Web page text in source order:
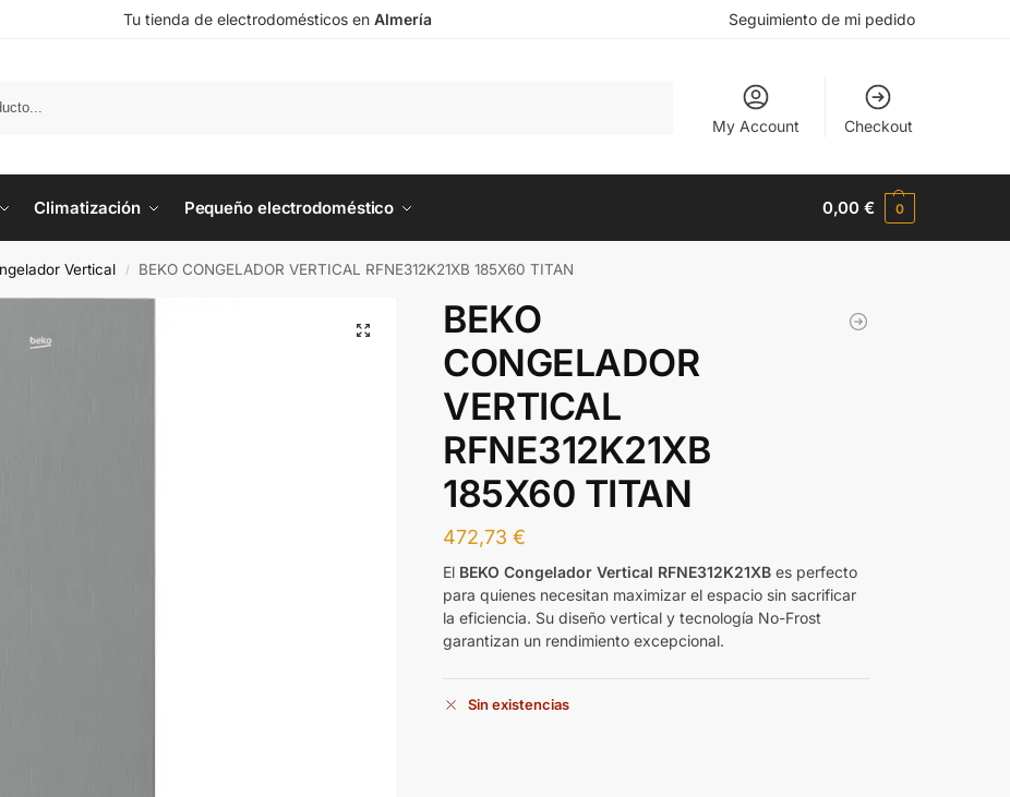
Tu tienda de electrodomésticos en Almería Seguimiento de mi pedido
My Account Checkout
Climatización Pequeño electrodoméstico 0,00€ 0
Vertical / BEKO CONGELADOR VERTICAL RFNE312K21XB 185X60 TITAN
BEKO
CONGELADOR
VERTICAL
RFNE312K21XB
185X60 TITAN
472,73€
El BEKO Congelador Vertical RFNE312K21XB es perfecto
para quienes necesitan maximizar el espacio sin sacrificar
la eficiencia. Su diseño vertical y tecnología No-Frost
garantizan un rendimiento excepcional.
Sin existencias